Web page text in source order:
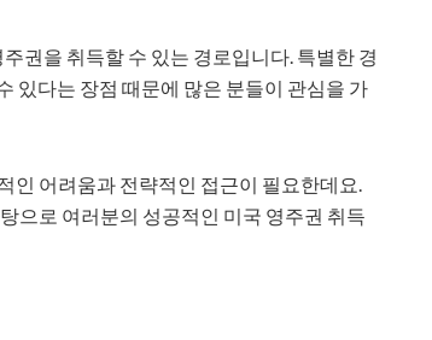
권을 취득할 수 있는 경로입니다. 특별한 경
있다는 장점 때문에 많은 분들이 관심을 가
인 어려움과 전략적인 접근이 필요한데요.
으로 여러분의 성공적인 미국 영주권 취득